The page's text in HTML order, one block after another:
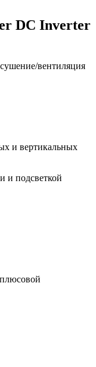
DC Inverter
вентиляция
и вертикальных
и подсветкой